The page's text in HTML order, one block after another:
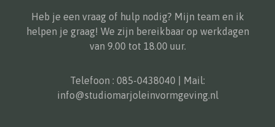
Heb je een vraag of hulp nodig? Mijn team en ik
helpen je graag! We zijn bereikbaar op werkdagen
van 9.00 tot 18.00 uur.
Telefoon : 085-0438040 | Mail:
info@studiomarjoleinvormgeving.nl